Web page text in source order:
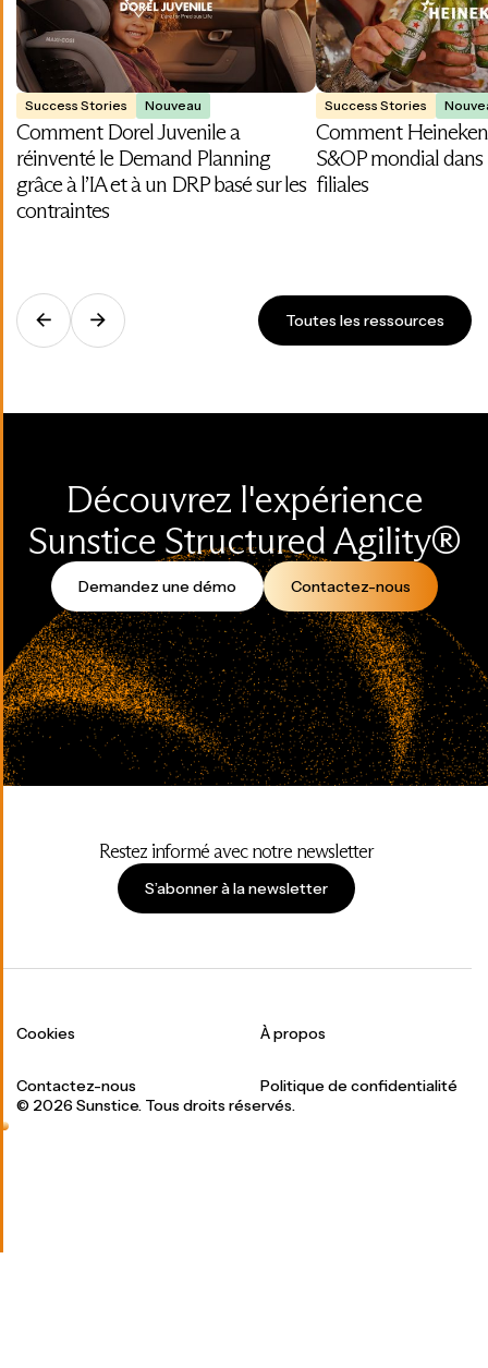
Success Stories Nouveau
Comment Dorel Juvenile a
réinventé le Demand Planning
grâce à l’IA et à un DRP basé sur les
contraintes
Success Stories
Comment
S&OP mondial
filiales
Toutes les ressources
Découvrez l'expérience
Sunstice Structured Agility®
Demandez une démo Contactez-nous
Restez informé avec notre newsletter
S’abonner à la newsletter
Cookies À propos
Contactez-nous
Politique de confidentialité
© 2026 Sunstice. Tous droits réservés.